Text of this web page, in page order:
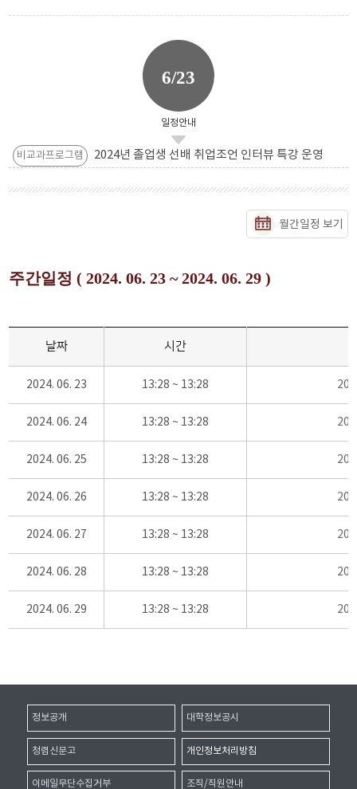
6/23
일정안내
비교과프로그램 2024년 졸업생 선배 취업조언 인터뷰 특강 운영
월간일정 보기
주간일정 ( 2024. 06. 23 ~ 2024. 06. 29 )
날짜 시간
2024. 06. 23 13:28 ~ 13:28
2024. 06. 24 13:28 ~ 13:28
2024. 06. 25 13:28 ~ 13:28
2024. 06. 26 13:28 ~ 13:28
2024. 06. 27 13:28 ~ 13:28
2024. 06. 28 13:28 ~ 13:28
2024. 06. 29 13:28 ~ 13:28
정보공개 대학정보공시
청렴신문고 개인정보처리방침
이메일무단수집거부 조직/직원안내